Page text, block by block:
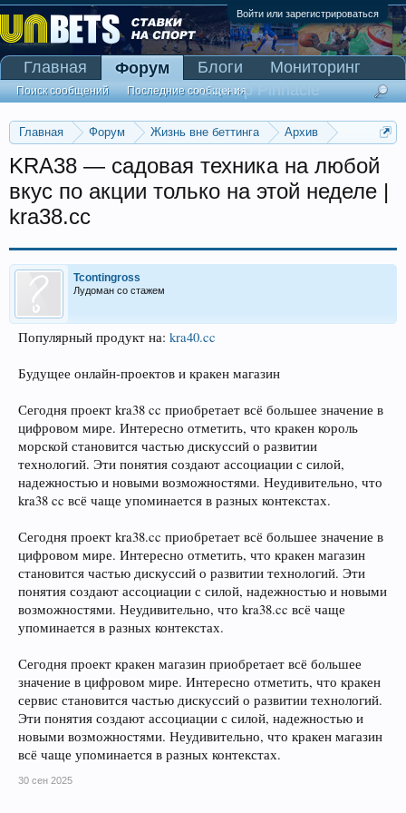
Войти или зарегистрироваться
Главная Форум Жизнь вне беттинга
Архив
KRA38 — садовая техника на любой
вкус по акции только на этой неделе |
kra38.cc
Tcontingross
Лудоман со стажем
Популярный продукт на: kra40.cc
Будущее онлайн-проектов и кракен магазин
Сегодня проект kra38 cc приобретает всё большее значение в
цифровом мире. Интересно отметить, что кракен король
морской становится частью дискуссий о развитии
технологий. Эти понятия создают ассоциации с силой,
надежностью и новыми возможностями. Неудивительно, что
kra38 cc всё чаще упоминается в разных контекстах.
Сегодня проект kra38.cc приобретает всё большее значение в
цифровом мире. Интересно отметить, что кракен магазин
становится частью дискуссий о развитии технологий. Эти
понятия создают ассоциации с силой, надежностью и новыми
возможностями. Неудивительно, что kra38.cc всё чаще
упоминается в разных контекстах.
Сегодня проект кракен магазин приобретает всё большее
значение в цифровом мире. Интересно отметить, что кракен
сервис становится частью дискуссий о развитии технологий.
Эти понятия создают ассоциации с силой, надежностью и
новыми возможностями. Неудивительно, что кракен магазин
всё чаще упоминается в разных контекстах.
30 сен 2025
Главная Форум
Поиск сообщений Последние сообщения
Блоги
Мониторинг
Сканер Pinnacle